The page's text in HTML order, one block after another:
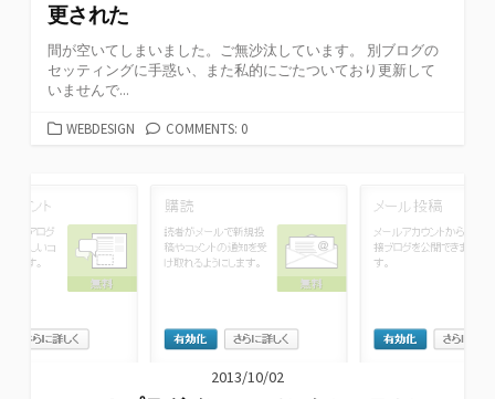
更された
間が空いてしまいました。ご無沙汰しています。 別ブログの
セッティングに手惑い、また私的にごたついており更新して
いませんで...
カWEBDESIGN COMMENTS: 0
2013/10/02